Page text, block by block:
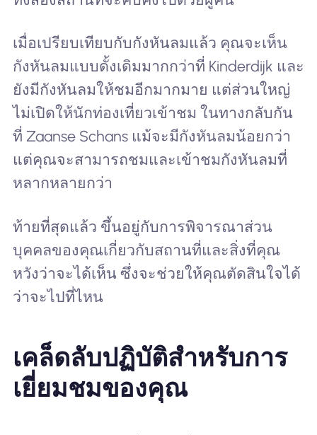
เมื่อเปรียบเทียบกับกังหันลมแล้ว คุณจะเห็น
กังหันลมแบบดั้งเดิมมากกว่าที่ Kinderdijk และ
ยังมีกังหันลมให้ชมอีกมากมาย แต่ส่วนใหญ่
ไม่เปิดให้นักท่องเที่ยวเข้าชม ในทางกลับกัน
ที่ Zaanse Schans แม้จะมีกังหันลมน้อยกว่า
แต่คุณจะสามารถชมและเข้าชมกังหันลมที่
หลากหลายกว่า
ท้ายที่สุดแล้ว ขึ้นอยู่กับการพิจารณาส่วน
บุคคลของคุณเกี่ยวกับสถานที่และสิ่งที่คุณ
หวังว่าจะได้เห็น ซึ่งจะช่วยให้คุณตัดสินใจได้
ว่าจะไปที่ไหน
เคล็ดลับปฏิบัติสำหรับการ
เยี่ยมชมของคุณ